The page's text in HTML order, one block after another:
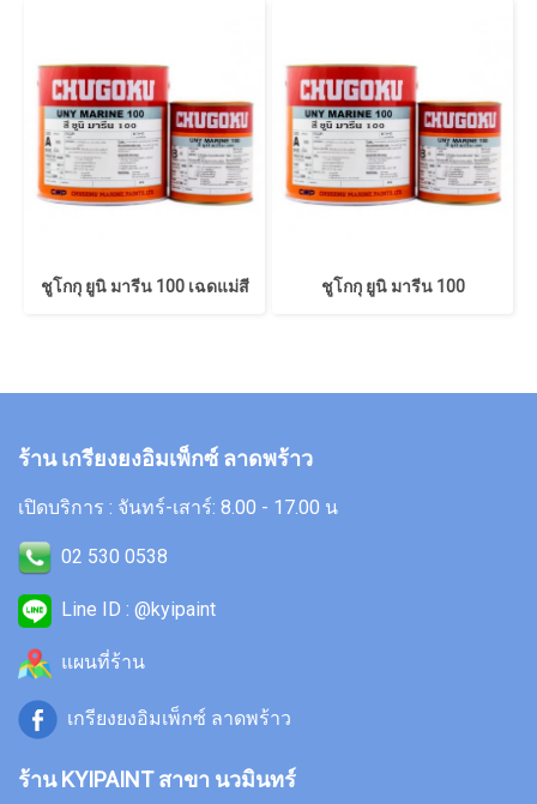
ชูโกกุ ยูนิ มารีน 100 เฉดแม่สี ชูโกกุ ยูนิ มารีน 100
ร้าน เกรียงยงอิมเพ็กซ์ ลาดพร้าว
เปิดบริการ : จันทร์-เสาร์: 8.00 - 17.00 น
02 530 0538
Line ID : @kyipaint
แผนที่ร้าน
เกรียงยงอิมเพ็กซ์ ลาดพร้าว
ร้าน KYIPAINT สาขา นวมินทร์